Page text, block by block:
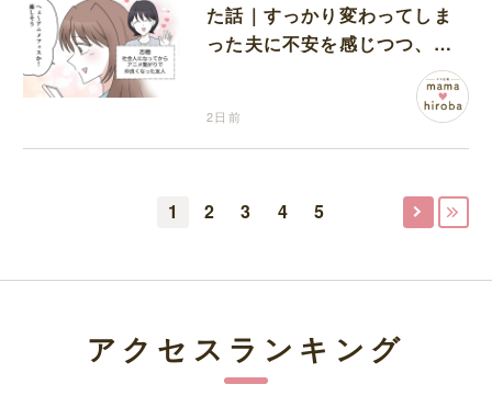
た話｜すっかり変わってしま
った夫に不安を感じつつ、友
人から誘われたアニメフェス
2日前
1 2 3 4 5
アクセスランキング